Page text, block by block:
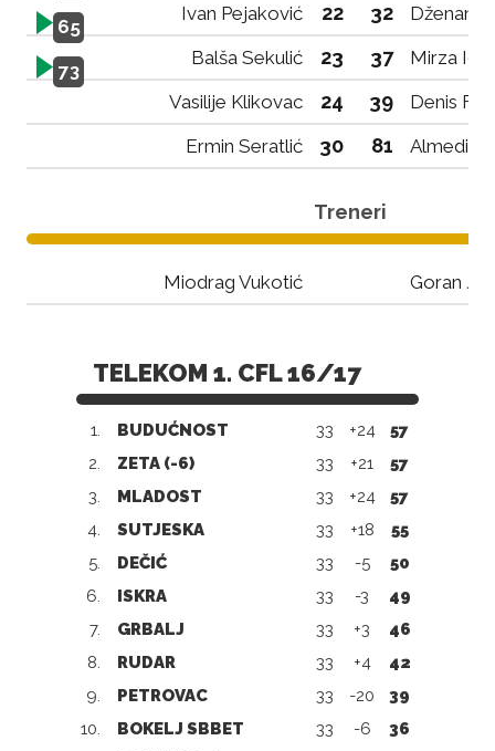
65
Ivan Pejaković 22 32 Dženan
73
Balša Sekulić 23 37
Mirza
Vasilije Klikovac
24 39
Denis
Ermin Seratlić
30 81 Almedin
Treneri
Miodrag Vukotić Goran
TELEKOM 1. CFL 16/17
1. BUDUĆNOST 33 +24
57
2.
ZETA (-6) 33 +21
57
3.
MLADOST 33 +24
57
4.
SUTJESKA 33 +18
55
5.
DEČIĆ 33 -5
50
6.
ISKRA 33 -3
49
7.
GRBALJ 33 +3
46
8.
RUDAR 33 +4
42
9.
PETROVAC 33 -20
39
10.
BOKELJ SBBET 33 -6
36